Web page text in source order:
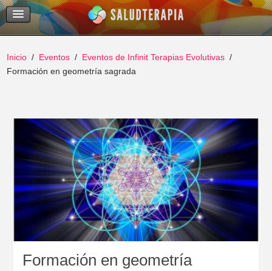
Temas Recientes
Buscar
Inicio Eventos
Eventos de Infinit Terapias Evolutivas
Formación en geometría sagrada
Formación en geometría